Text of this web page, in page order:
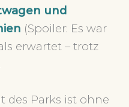
und
(Spoiler: Es war
erwartet – trotz
des Parks ist ohne